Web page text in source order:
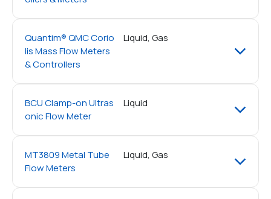
Quantim® QMC Corio
lis Mass Flow Meters
& Controllers
Liquid, Gas
BCU Clamp-on Ultras
onic Flow Meter
Liquid
MT3809 Metal Tube
Flow Meters
Liquid, Gas